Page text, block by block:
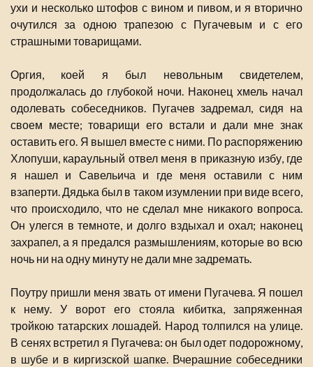
ухи и несколько штофов с вином и пивом, и я вторично
очутился за одною трапезою с Пугачевым и с его
страшными товарищами.
Оргия, коей я был невольным свидетелем,
продолжалась до глубокой ночи. Наконец хмель начал
одолевать собеседников. Пугачев задремал, сидя на
своем месте; товарищи его встали и дали мне знак
оставить его. Я вышел вместе с ними. По распоряжению
Хлопуши, караульный отвел меня в приказную избу, где
я нашел и Савельича и где меня оставили с ним
взаперти. Дядька был в таком изумлении при виде всего,
что происходило, что не сделал мне никакого вопроса.
Он улегся в темноте, и долго вздыхал и охал; наконец
захрапел, а я предался размышлениям, которые во всю
ночь ни на одну минуту не дали мне задремать.
Поутру пришли меня звать от имени Пугачева. Я пошел
к нему. У ворот его стояла кибитка, запряженная
тройкою татарских лошадей. Народ толпился на улице.
В сенях встретил я Пугачева: он был одет подорожному,
в шубе и в киргизской шапке. Вчерашние собеседники